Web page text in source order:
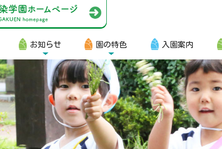
お知らせ 園の特色 入園案内
生向け
資料ダウンロード
園からのお便り
動画